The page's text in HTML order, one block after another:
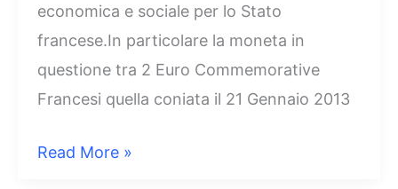
economica e sociale per lo Stato
francese.In particolare la moneta in
questione tra 2 Euro Commemorative
Francesi quella coniata il 21 Gennaio 2013
2
Read More »